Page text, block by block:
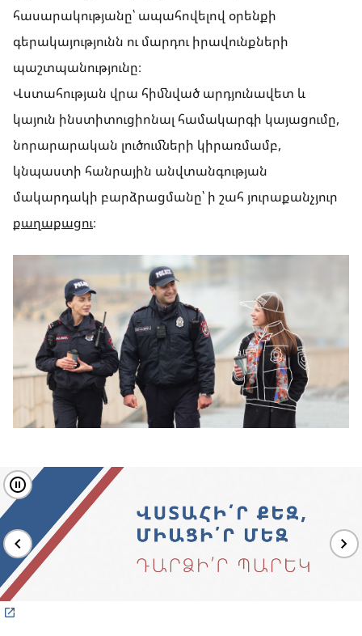
հասարակությանը՝ ապահովելով օրենքի
գերակայությունն ու մարդու իրավունքների
պաշտպանությունը։
Վստահության վրա հիմնված արդյունավետ և
կայուն ինստիտուցիոնալ համակարգի կայացումը,
նորարարական լուծումների կիրառմամբ,
կնպաստի հանրային անվտանգության
մակարդակի բարձրացմանը՝ ի շահ յուրաքանչյուր
քաղաքացու։